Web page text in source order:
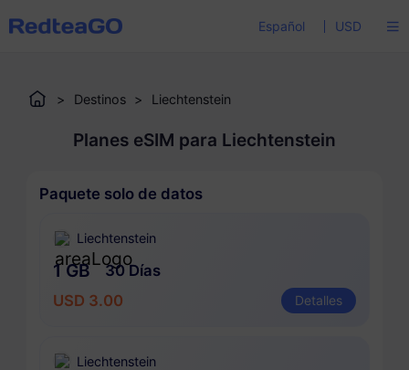
Español USD
> Destinos > Liechtenstein
Planes eSIM para Liechtenstein
Paquete solo de datos
Liechtenstein
1 GB
30 Días
USD 3.00
Detalles
Liechtenstein